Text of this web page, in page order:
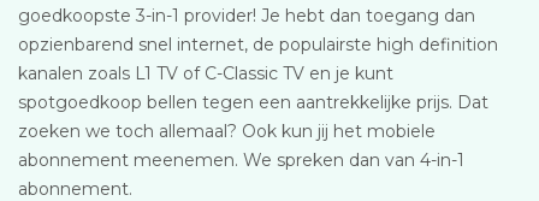
goedkoopste 3-in-1 provider! Je hebt dan toegang dan
opzienbarend snel internet, de populairste high definition
kanalen zoals L1 TV of C-Classic TV en je kunt
spotgoedkoop bellen tegen een aantrekkelijke prijs. Dat
zoeken we toch allemaal? Ook kun jij het mobiele
abonnement meenemen. We spreken dan van 4-in-1
abonnement.